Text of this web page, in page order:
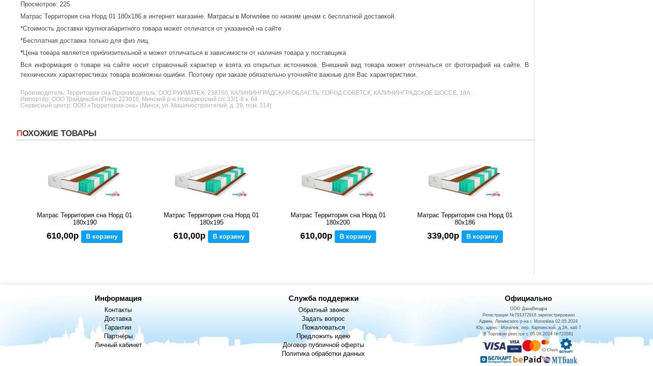
Просмотров: 225
Матрас Территория сна Норд 01 180x186 в интернет магазине. Матрасы в Могилёве по низким ценам с бесплатной доставкой.
*Стоимость доставки крупногабаритного товара может отличатся от указанной на сайте
*Бесплатная доставка только для физ лиц.
*Цена товара является приблизительной и может отличаться в зависимости от наличия товара у поставщика
Вся информация о товаре на сайте носит справочный характер и взята из открытых источников. Внешний вид товара может отличаться от фотографий на сайте. В
технических характеристиках товара возможны ошибки. Поэтому при заказе обязательно уточняйте важные для Вас характеристики.
Производитель: Территория сна Производитель: ООО РУИМАТЕХ. 238750, КАЛИНИНГРАДСКАЯ ОБЛАСТЬ, ГОРОД СОВЕТСК, КАЛИНИНГРАДСКОЕ ШОССЕ, 18А.
Импортёр: ООО ТрайдексБелПлюс 223016, Минский р-н Новодворский с/с 33/1-8 к. 64
Сервисный центр: ООО «Территория сна» (Минск, ул. Машиностроителей, д. 29, пом. 314)
ПОХОЖИЕ ТОВАРЫ
Матрас Территория сна Норд 01
180x190
610,00р В корзину
Матрас Территория сна Норд 01
180x195
610,00р В корзину
Матрас Территория сна Норд 01
180x200
610,00р В корзину
Матрас Территория сна Норд 01
80x186
339,00р В корзину
Информация
Контакты
Доставка
Гарантии
Партнёры
Личный кабинет
Служба поддержки
Обратный звонок
Задать вопрос
Пожаловаться
Предложить идею
Договор публичной оферты
Политика обработки данных
Официально
ООО ДанаВендра
Регистрации №791372916 зарегистрировано
Админ. Ленинского р-на г. Могилёва 02.05.2024
Юр. адрес: Могилев, пер. Карпинской, д.2А, каб 7
В Торговом реестре с 05.08.2024 №723581